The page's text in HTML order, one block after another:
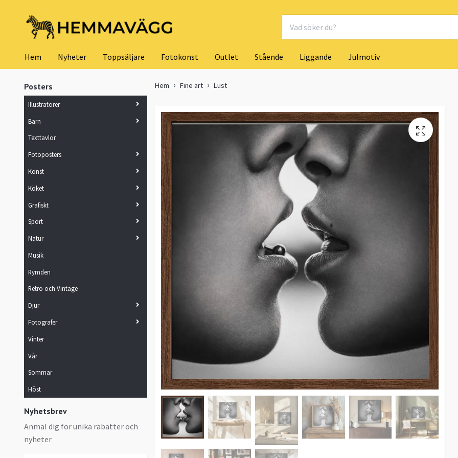
Hem Nyheter Toppsäljare Fotokonst Outlet Stående Liggande Julmotiv
Posters
Illustratörer
Barn
Texttavlor
Fotoposters
Konst
Köket
Grafiskt
Sport
Natur
Musik
Rymden
Retro och Vintage
Djur
Fotografer
Vinter
Vår
Sommar
Höst
Nyhetsbrev
Anmäl dig för unika rabatter och
nyheter
Hem Fine art Lust